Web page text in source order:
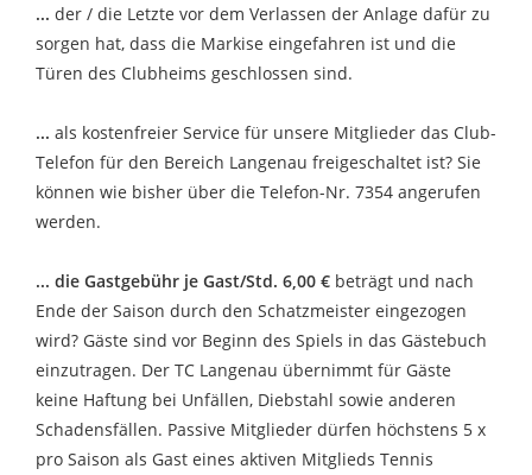
... der / die Letzte vor dem Verlassen der Anlage dafür zu
sorgen hat, dass die Markise eingefahren ist und die
Türen des Clubheims geschlossen sind.
... als kostenfreier Service für unsere Mitglieder das Club-
Telefon für den Bereich Langenau freigeschaltet ist? Sie
können wie bisher über die Telefon-Nr. 7354 angerufen
werden.
... die Gastgebühr je Gast/Std. 6,00 € beträgt und nach
Ende der Saison durch den Schatzmeister eingezogen
wird? Gäste sind vor Beginn des Spiels in das Gästebuch
einzutragen. Der TC Langenau übernimmt für Gäste
keine Haftung bei Unfällen, Diebstahl sowie anderen
Schadensfällen. Passive Mitglieder dürfen höchstens 5 x
pro Saison als Gast eines aktiven Mitglieds Tennis